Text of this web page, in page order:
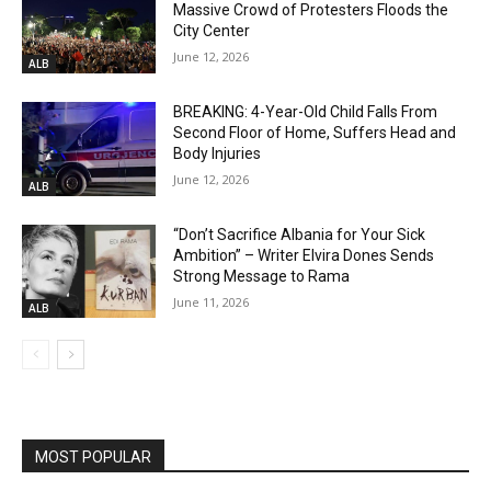
ALB
Massive Crowd of Protesters Floods the
City Center
June 12, 2026
ALB
BREAKING: 4-Year-Old Child Falls From
Second Floor of Home, Suffers Head and
Body Injuries
June 12, 2026
ALB
“Don’t Sacrifice Albania for Your Sick
Ambition” – Writer Elvira Dones Sends
Strong Message to Rama
June 11, 2026
MOST POPULAR